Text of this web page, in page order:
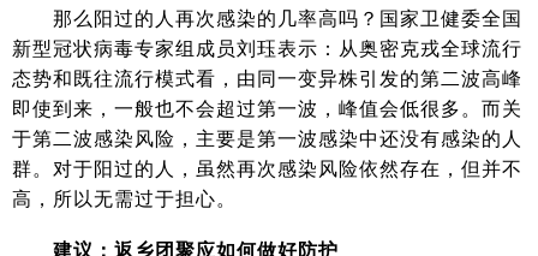
那么阳过的人再次感染的几率高吗？国家卫健委全国
新型冠状病毒专家组成员刘珏表示：从奥密克戎全球流行
态势和既往流行模式看，由同一变异株引发的第二波高峰
即使到来，一般也不会超过第一波，峰值会低很多。而关
于第二波感染风险，主要是第一波感染中还没有感染的人
群。对于阳过的人，虽然再次感染风险依然存在，但并不
高，所以无需过于担心。
建议：返乡团聚应如何做好防护